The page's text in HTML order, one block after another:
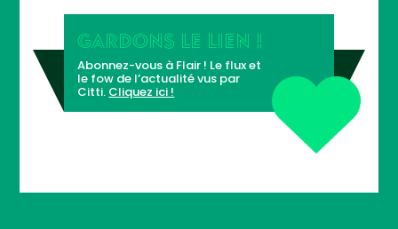
GARDONS LE LIEN !
Abonnez-vous à Flair ! Le flux et
le fow de l’actualité vus par
Citti. Cliquez ici !